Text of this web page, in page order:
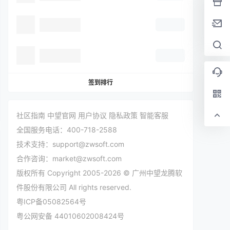
签到排行
社区指南 中望官网 用户协议 隐私政策 智能客服
全国服务电话：400-718-2588
技术支持：support@zwsoft.com
合作咨询：market@zwsoft.com
版权所有 Copyright 2005-2026 © 广州中望龙腾软
件股份有限公司 All rights reserved.
粤ICP备05082564号
粤公网安备 44010602008424号